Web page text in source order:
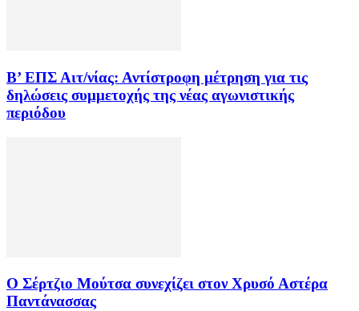
Β’ ΕΠΣ Αιτ/νίας: Αντίστροφη μέτρηση για τις
δηλώσεις συμμετοχής της νέας αγωνιστικής
περιόδου
Ο Σέρτζιο Μούτσα συνεχίζει στον Χρυσό Αστέρα
Παντάνασσας